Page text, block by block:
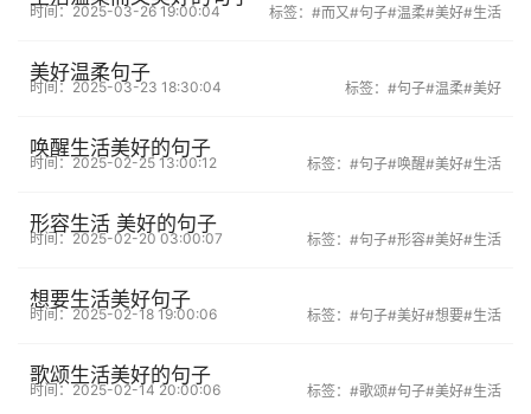
时间：2025-03-26 19:00:04 标签： #而又#句子#温柔#美好#生活
美好温柔句子
时间：2025-03-23 18:30:04 标签： #句子#温柔#美好
唤醒生活美好的句子
时间：2025-02-25 13:00:12 标签： #句子#唤醒#美好#生活
形容生活 美好的句子
时间：2025-02-20 03:00:07 标签： #句子#形容#美好#生活
想要生活美好句子
时间：2025-02-18 19:00:06 标签： #句子#美好#想要#生活
歌颂生活美好的句子
时间：2025-02-14 20:00:06 标签： #歌颂#句子#美好#生活